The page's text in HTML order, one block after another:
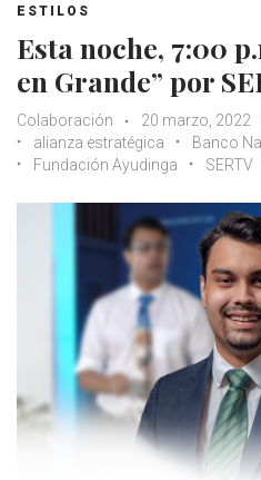
ESTILOS
Esta noche, 7:00
en Grande” por
Colaboración 20 marzo, 2022
alianza estratégica
Banco
Fundación Ayudinga
SERTV